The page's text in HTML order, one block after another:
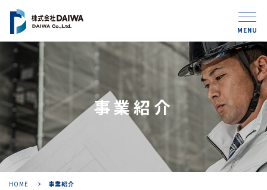
MENU
事業紹介
HOME 事業紹介